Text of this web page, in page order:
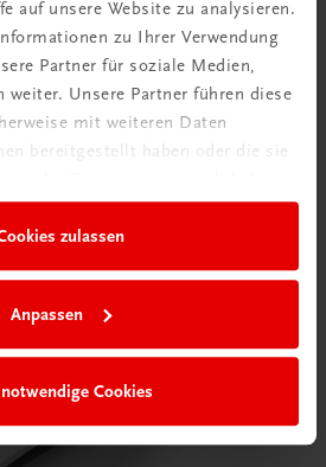
auf unsere Website zu analysieren.
zu Ihrer Verwendung
Partner für soziale Medien,
weiter. Unsere Partner führen diese
mit weiteren Daten
bereitgestellt haben oder die sie
zulassen
Anpassen
Cookies